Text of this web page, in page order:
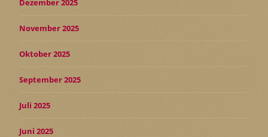
Dezember 2025
November 2025
Oktober 2025
September 2025
Juli 2025
Juni 2025